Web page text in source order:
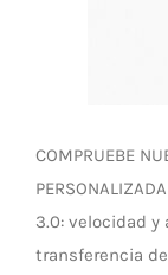
COMPRUEBE
3.0: velocidad y
transferencia